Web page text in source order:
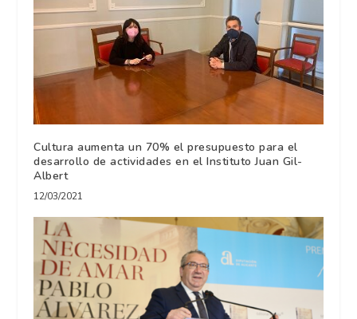
Cultura aumenta un 70% el presupuesto para el
desarrollo de actividades en el Instituto Juan Gil-
Albert
12/03/2021